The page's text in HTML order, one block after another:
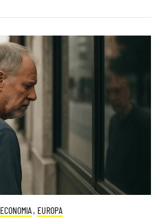
ECONOMIA , EUROPA